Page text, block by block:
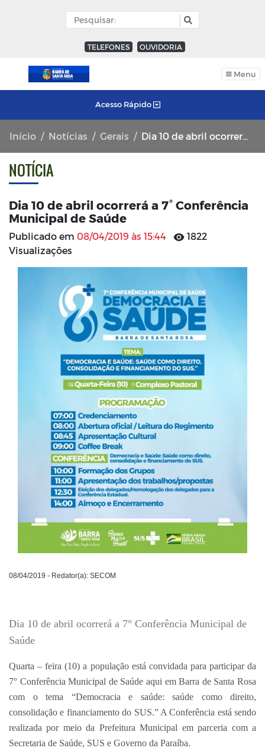
TELEFONES OUVIDORIA
Menu
Acesso Rápido
Início Notícias Gerais Dia 10 de abril ocorrerá a 7° Conferência Municipal de Saúde
NOTÍCIA
Dia 10 de abril ocorrerá a 7° Conferência
Municipal de Saúde
Publicado em 08/04/2019 às 15:44
1822
Visualizações
08/04/2019 - Redator(a): SECOM
Dia 10 de abril ocorrerá a 7° Conferência Municipal de
Saúde
Quarta – feira (10) a população está convidada para participar da
7° Conferência Municipal de Saúde aqui em Barra de Santa Rosa
com o tema “Democracia e saúde: saúde como direito,
consolidação e financiamento do SUS.” A Conferência está sendo
realizada por meio da Prefeitura Municipal em parceria com a
Secretaria de Saúde, SUS e Governo da Paraíba.